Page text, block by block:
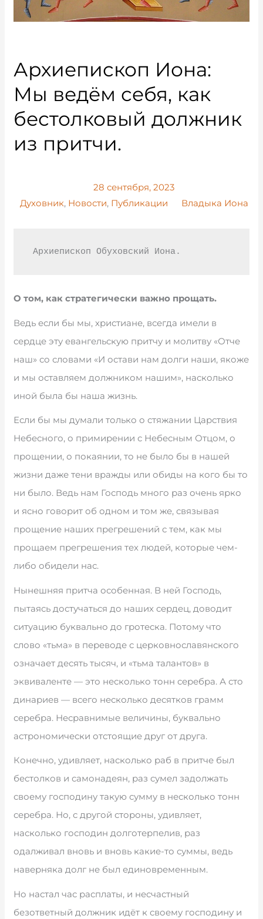
Архиепископ Иона:
Мы ведём себя, как
бестолковый должник
из притчи.
28 сентября, 2023
Духовник, Новости, Публикации Владыка Иона
Архиепископ Обуховский Иона.
О том, как стратегически важно прощать.
Ведь если бы мы, христиане, всегда имели в
сердце эту евангельскую притчу и молитву «Отче
наш» со словами «И остави нам долги наши, якоже
и мы оставляем должником нашим», насколько
иной была бы наша жизнь.
Если бы мы думали только о стяжании Царствия
Небесного, о примирении с Небесным Отцом, о
прощении, о покаянии, то не было бы в нашей
жизни даже тени вражды или обиды на кого бы то
ни было. Ведь нам Господь много раз очень ярко
и ясно говорит об одном и том же, связывая
прощение наших прегрешений с тем, как мы
прощаем прегрешения тех людей, которые чем-
либо обидели нас.
Нынешняя притча особенная. В ней Господь,
пытаясь достучаться до наших сердец, доводит
ситуацию буквально до гротеска. Потому что
слово «тьма» в переводе с церковнославянского
означает десять тысяч, и «тьма талантов» в
эквиваленте — это несколько тонн серебра. А сто
динариев — всего несколько десятков грамм
серебра. Несравнимые величины, буквально
астрономически отстоящие друг от друга.
Конечно, удивляет, насколько раб в притче был
бестолков и самонадеян, раз сумел задолжать
своему господину такую сумму в несколько тонн
серебра. Но, с другой стороны, удивляет,
насколько господин долготерпелив, раз
одалживал вновь и вновь какие-то суммы, ведь
наверняка долг не был единовременным.
Но настал час расплаты, и несчастный
безответный должник идёт к своему господину и